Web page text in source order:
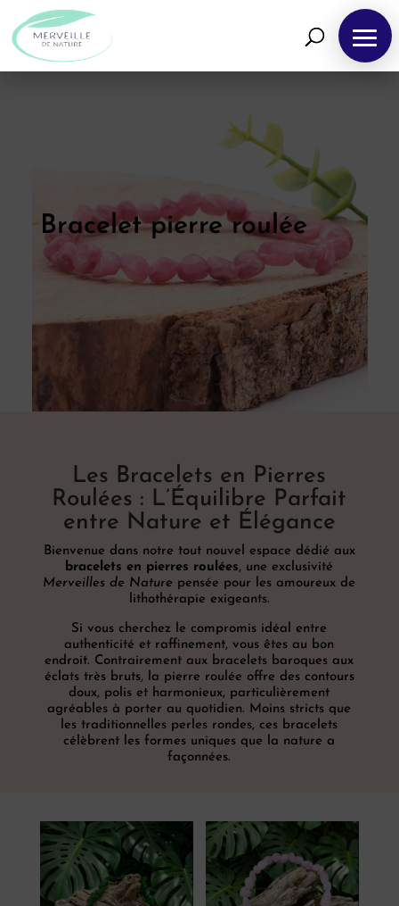
Pierres
naturelles
Savon
Alep
Traditionnel
Promotions
propos
Blog
Bracelet pierre roulée
Les Bracelets en Pierres
Roulées : L’Équilibre Parfait
entre Nature et Élégance
Bienvenue dans notre tout nouvel espace dédié aux
bracelets en pierres roulées, une exclusivité
Merveilles de Nature pensée pour les amoureux de
lithothérapie exigeants.
Si vous cherchez le compromis idéal entre
authenticité et raffinement, vous êtes au bon
endroit. Contrairement aux bracelets baroques aux
éclats très bruts, la pierre roulée offre des contours
doux, polis et harmonieux, particulièrement
agréables à porter au quotidien. Moins stricts que
les traditionnelles perles rondes, ces bracelets
célèbrent les formes uniques que la nature a
façonnées.